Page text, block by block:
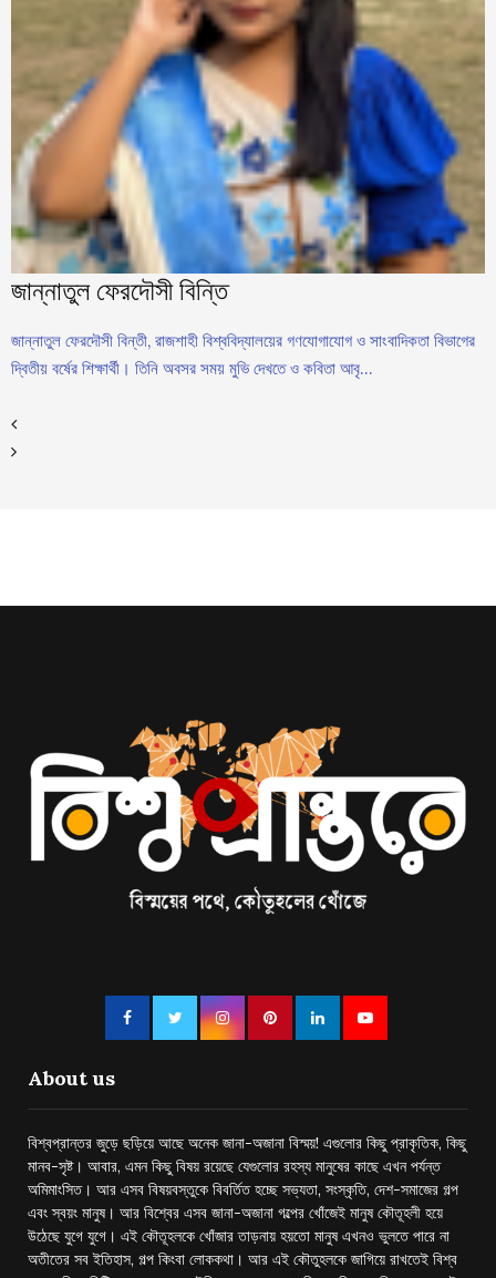
জান্নাতুল ফেরদৌসী বিন্তি
জান্নাতুল ফেরদৌসী বিন্তী, রাজশাহী বিশ্ববিদ্যালয়ের গণযোগাযোগ ও সাংবাদিকতা বিভাগের
দ্বিতীয় বর্ষের শিক্ষার্থী। তিনি অবসর সময় মুভি দেখতে ও কবিতা আবৃ...
About us
বিশ্বপ্রান্তর জুড়ে ছড়িয়ে আছে অনেক জানা-অজানা বিস্ময়! এগুলোর কিছু প্রাকৃতিক, কিছু
মানব-সৃষ্ট। আবার, এমন কিছু বিষয় রয়েছে যেগুলোর রহস্য মানুষের কাছে এখন পর্যন্ত
অমিমাংসিত। আর এসব বিষয়বস্তুকে বিবর্তিত হচ্ছে সভ্যতা, সংস্কৃতি, দেশ-সমাজের গল্প
এবং স্বয়ং মানুষ। আর বিশ্বের এসব জানা-অজানা গল্পের খোঁজেই মানুষ কৌতূহলী হয়ে
উঠেছে যুগে যুগে। এই কৌতূহলকে খোঁজার তাড়নায় হয়তো মানুষ এখনও ভুলতে পারে না
অতীতের সব ইতিহাস, গল্প কিংবা লোককথা। আর এই কৌতুহলকে জাগিয়ে রাখতেই বিশ্ব